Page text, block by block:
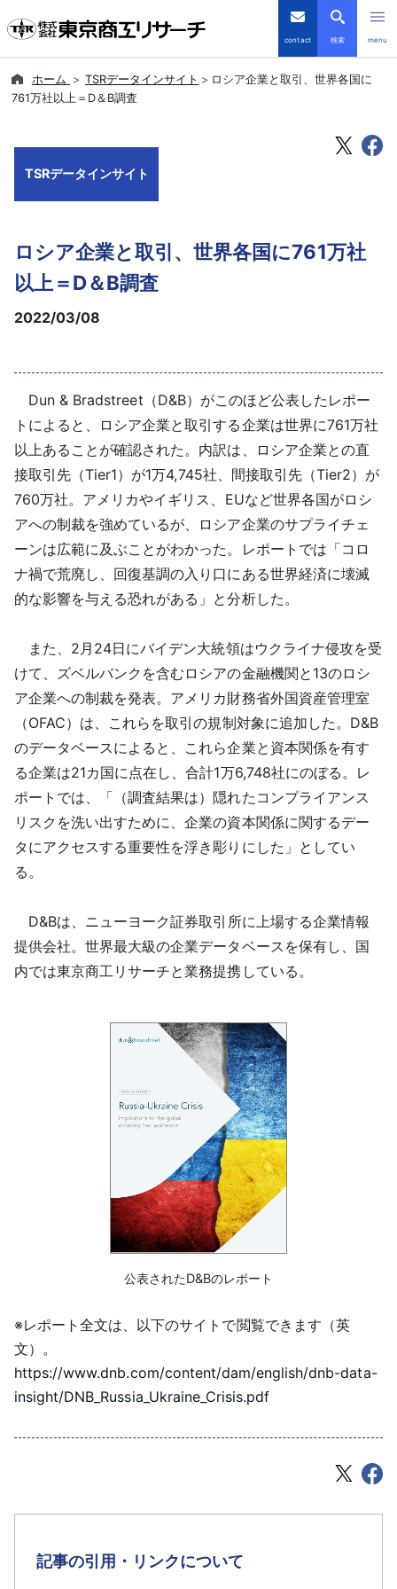
contact 検索 menu
倒産・注目企業情報
会社案内
導入事例
採用情報
よくあるご質問
English
ホーム TSRデータインサイト
ロシア企業と取引、世界各国に
761万社以上＝D＆B調査
TSRデータインサイト
ロシア企業と取引、世界各国に761万社
以上＝D＆B調査
2022/03/08
Dun & Bradstreet（D&B）がこのほど公表したレポー
トによると、ロシア企業と取引する企業は世界に761万社
以上あることが確認された。内訳は、ロシア企業との直
接取引先（Tier1）が1万4,745社、間接取引先（Tier2）が
760万社。アメリカやイギリス、EUなど世界各国がロシ
アへの制裁を強めているが、ロシア企業のサプライチェ
ーンは広範に及ぶことがわかった。レポートでは「コロ
ナ禍で荒廃し、回復基調の入り口にある世界経済に壊滅
的な影響を与える恐れがある」と分析した。
また、2月24日にバイデン大統領はウクライナ侵攻を受
けて、ズベルバンクを含むロシアの金融機関と13のロシ
ア企業への制裁を発表。アメリカ財務省外国資産管理室
（OFAC）は、これらを取引の規制対象に追加した。D&B
のデータベースによると、これら企業と資本関係を有す
る企業は21カ国に点在し、合計1万6,748社にのぼる。レ
ポートでは、「（調査結果は）隠れたコンプライアンス
リスクを洗い出すために、企業の資本関係に関するデー
タにアクセスする重要性を浮き彫りにした」としてい
る。
D&Bは、ニューヨーク証券取引所に上場する企業情報
提供会社。世界最大級の企業データベースを保有し、国
内では東京商工リサーチと業務提携している。
‌公表されたD&Bのレポート
※レポート全文は、以下のサイトで閲覧できます（英
文）。
https://www.dnb.com/content/dam/english/dnb-data-
insight/DNB_Russia_Ukraine_Crisis.pdf
記事の引用・リンクについて